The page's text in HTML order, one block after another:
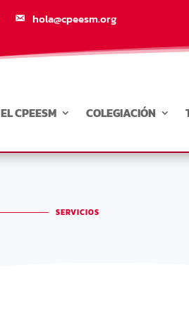
hola@cpeesm.org
EL CPEESM COLEGIACIÓN
SERVICIOS